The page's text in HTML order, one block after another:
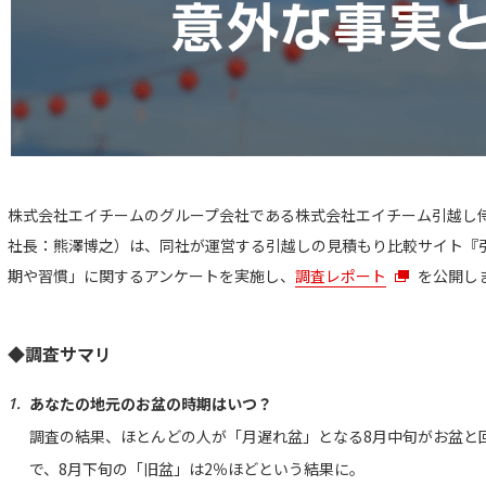
株式会社エイチームのグループ会社である株式会社エイチーム引越
社長：熊澤博之）は、同社が運営する引越しの見積もり比較サイト
期や習慣」に関するアンケートを実施し、 調査レポート を公開し
◆調査サマリ
あなたの地元のお盆の時期はいつ？
調査の結果、ほとんどの人が「月遅れ盆」となる8月中旬がお盆
で、8月下旬の「旧盆」は2％ほどという結果に。